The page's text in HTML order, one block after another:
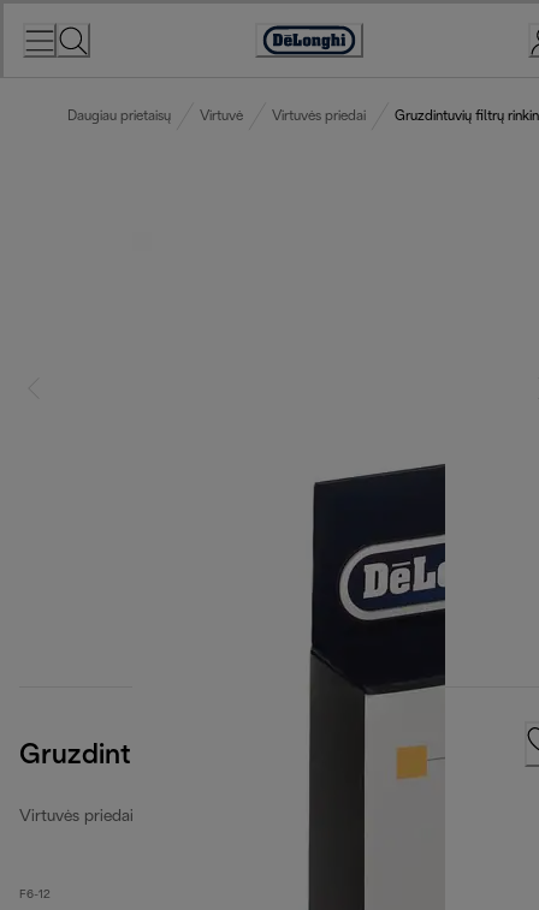
Accessibility
Daugiau prietaisų Virtuvė Virtuvės priedai Gruzdintuvių filtrų
Gruzdintuvių filtrų rinkinys
Virtuvės priedai
F6-12